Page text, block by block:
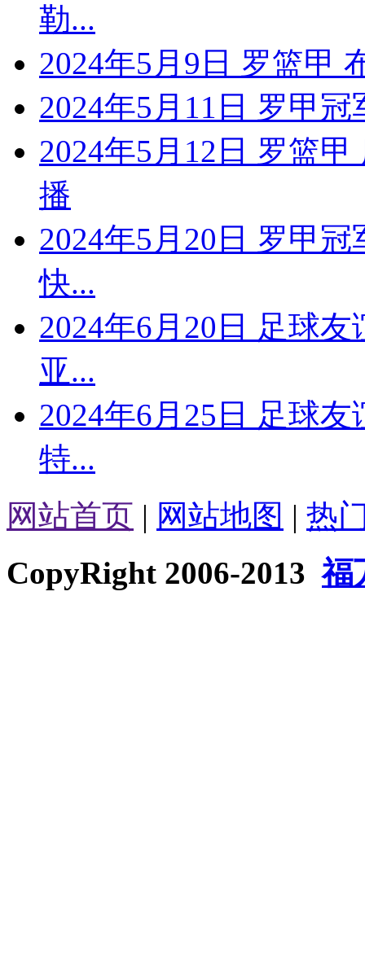
勒...
2024年5月9日 罗篮甲
2024年5月11日 罗甲
2024年5月12日 罗篮
播
2024年5月20日 罗甲
快...
2024年6月20日 足球
亚...
2024年6月25日 足球
特...
网站首页 | 网站地图 | 热
CopyRight 2006-2013福